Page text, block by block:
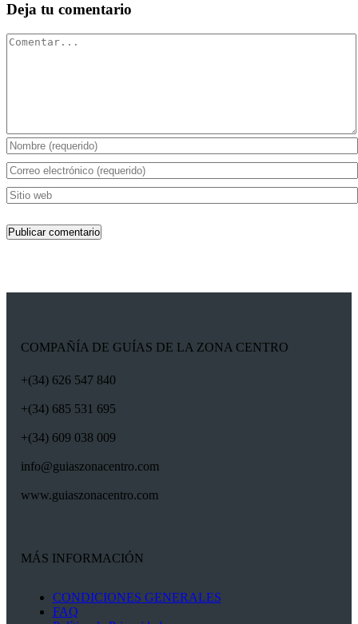
Deja tu comentario
Comentario
COMPAÑÍA DE GUÍAS DE LA ZONA CENTRO
+(34) 626 547 840
+(34) 685 531 695
+(34) 609 038 009
info@guiaszonacentro.com
www.guiaszonacentro.com
MÁS INFORMACIÓN
CONDICIONES GENERALES
FAQ